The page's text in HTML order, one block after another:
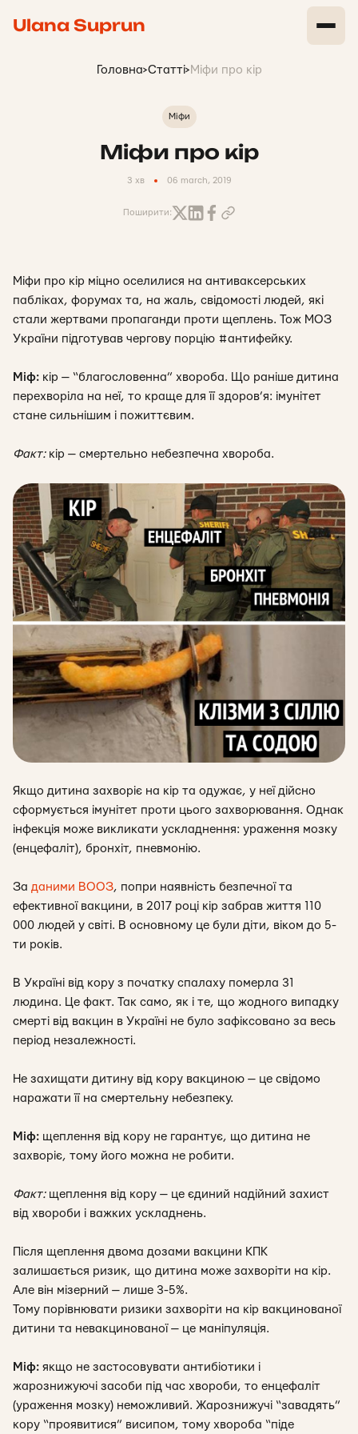
Ulana Suprun
Головна>Статті> Міфи про кір
Міфи
Міфи про кір
3 хв 06 march, 2019
Поширити:
Міфи про кір міцно оселилися на антиваксерських
пабліках, форумах та, на жаль, свідомості людей, які
стали жертвами пропаганди проти щеплень. Тож МОЗ
України підготував чергову порцію #антифейку.
Міф: кір — “благословенна” хвороба. Що раніше дитина
перехворіла на неї, то краще для її здоров’я: імунітет
стане сильнішим і пожиттєвим.
Факт:кір — смертельно небезпечна хвороба.
Якщо дитина захворіє на кір та одужає, у неї дійсно
сформується імунітет проти цього захворювання. Однак
інфекція може викликати ускладнення: ураження мозку
(енцефаліт), бронхіт, пневмонію.
За даними ВООЗ, попри наявність безпечної та
ефективної вакцини, в 2017 році кір забрав життя 110
000 людей у світі. В основному це були діти, віком до 5-
ти років.
В Україні від кору з початку спалаху померла 31
людина. Це факт. Так само, як і те, що жодного випадку
смерті від вакцин в Україні не було зафіксовано за весь
період незалежності.
Не захищати дитину від кору вакциною — це свідомо
наражати її на смертельну небезпеку.
Міф: щеплення від кору не гарантує, що дитина не
захворіє, тому його можна не робити.
Факт:щеплення від кору — це єдиний надійний захист
від хвороби і важких ускладнень.
Після щеплення двома дозами вакцини КПК
залишається ризик, що дитина може захворіти на кір.
Але він мізерний — лише 3-5%.
Тому порівнювати ризики захворіти на кір вакцинованої
дитини та невакцинованої — це маніпуляція.
Міф: якщо не застосовувати антибіотики і
жарознижуючі засоби під час хвороби, то енцефаліт
(ураження мозку) неможливий. Жарознижучі “завадять”
кору “проявитися” висипом, тому хвороба “піде